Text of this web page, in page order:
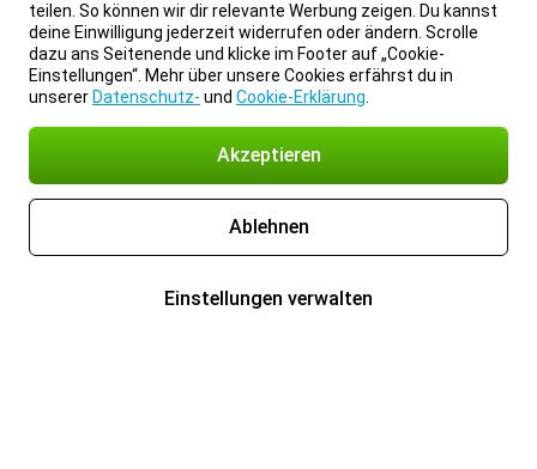
teilen. So können wir dir relevante Werbung zeigen. Du kannst
deine Einwilligung jederzeit widerrufen oder ändern. Scrolle
dazu ans Seitenende und klicke im Footer auf „Cookie-
Einstellungen“. Mehr über unsere Cookies erfährst du in
unserer Datenschutz- und Cookie-Erklärung
Akzeptieren
Ablehnen
Einstellungen verwalten